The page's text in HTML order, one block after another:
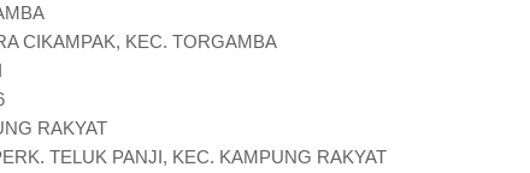
CIKAMPAK, KEC. TORGAMBA
RAKYAT
TELUK PANJI, KEC. KAMPUNG RAKYAT